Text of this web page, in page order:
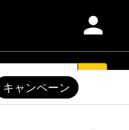
person
キャンペーン